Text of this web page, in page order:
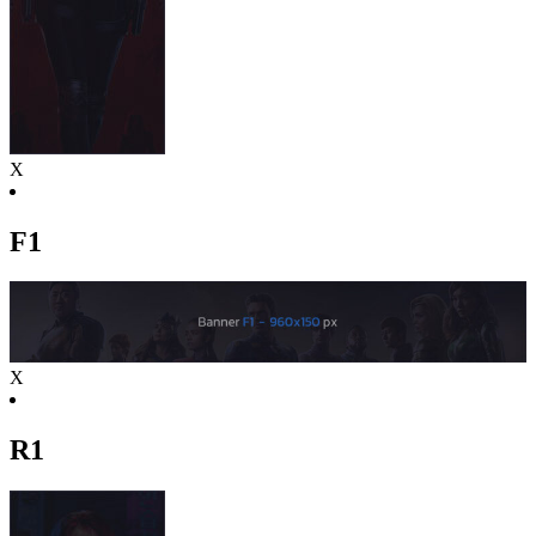
X
F1
X
R1